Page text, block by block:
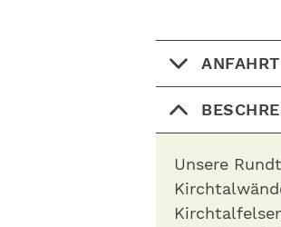
ANFAHRT
Unsere